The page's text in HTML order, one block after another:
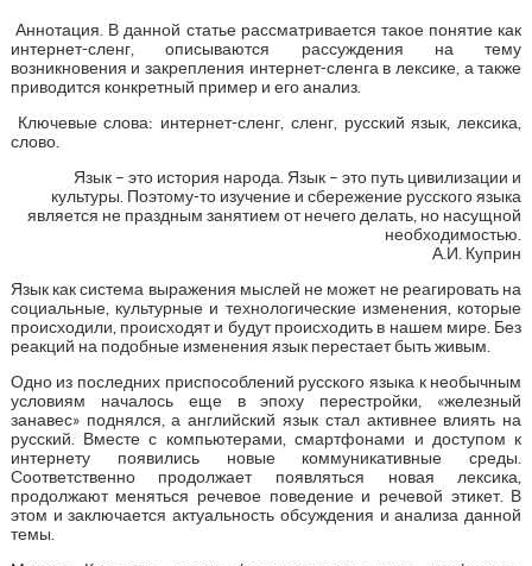
Аннотация. В данной статье рассматривается такое понятие как
интернет-сленг, описываются рассуждения на тему
возникновения и закрепления интернет-сленга в лексике, а также
приводится конкретный пример и его анализ.
Ключевые слова: интернет-сленг, сленг, русский язык, лексика,
слово.
Язык – это история народа. Язык – это путь цивилизации и
культуры. Поэтому-то изучение и сбережение русского языка
является не праздным занятием от нечего делать, но насущной
необходимостью.
А.И. Куприн
Язык как система выражения мыслей не может не реагировать на
социальные, культурные и технологические изменения, которые
происходили, происходят и будут происходить в нашем мире. Без
реакций на подобные изменения язык перестает быть живым.
Одно из последних приспособлений русского языка к необычным
условиям началось еще в эпоху перестройки, «железный
занавес» поднялся, а английский язык стал активнее влиять на
русский. Вместе с компьютерами, смартфонами и доступом к
интернету появились новые коммуникативные среды.
Соответственно продолжает появляться новая лексика,
продолжают меняться речевое поведение и речевой этикет. В
этом и заключается актуальность обсуждения и анализа данной
темы.